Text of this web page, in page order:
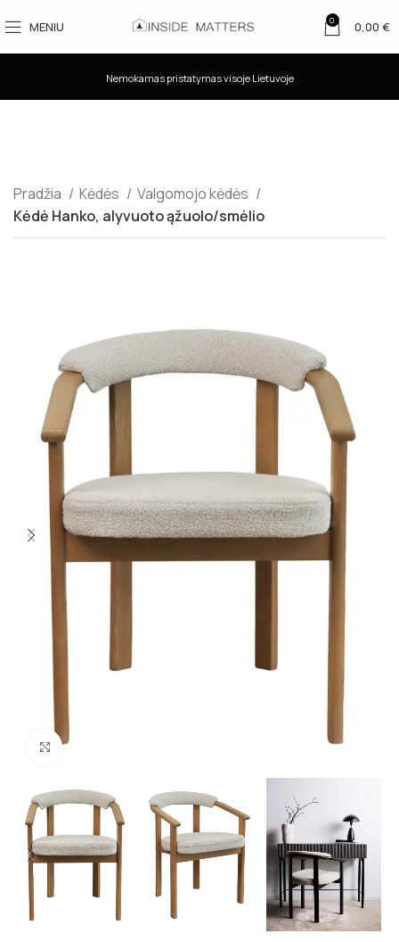
MENIU 0 0,00 €
Nemokamas pristatymas visoje Lietuvoje
Pradžia Kėdės
Valgomojo kėdės
Kėdė Hanko, alyvuoto ąžuolo/smėlio
Spustelėkite norėdami padidinti